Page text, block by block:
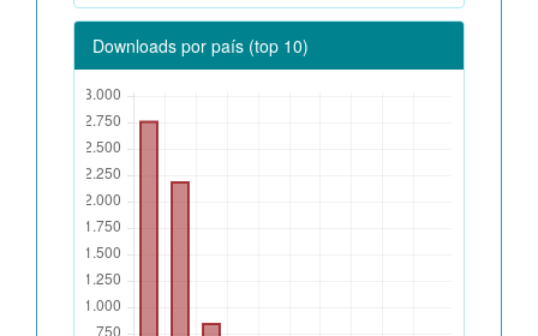
Downloads por país (top 10)